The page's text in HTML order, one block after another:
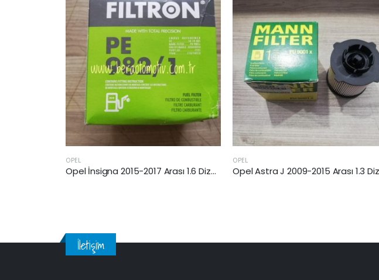
Opel İnsigna 2015-2017 Arası 1.6 Dizel Yakıt Filtresi Opel Astra J 2009-2015 Arası 1.3 Dizel Yakıt Filtresi
İletişim